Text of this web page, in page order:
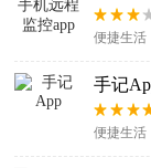
便捷生活
手记
便捷生活